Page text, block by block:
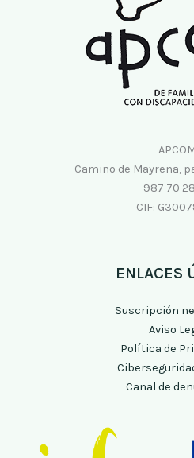
Camino de Mayrena,
987 70
CIF:
ENLACES
Suscripción
Aviso
Política de
Canal de